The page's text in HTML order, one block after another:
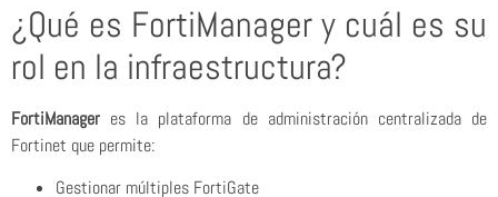
¿Qué es FortiManager y cuál es su
rol en la infraestructura?
FortiManager es la plataforma de administración centralizada de
Fortinet que permite:
Gestionar múltiples FortiGate